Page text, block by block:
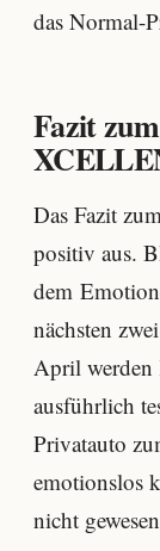
das Normal-
Fazit
Das Fazit
positiv aus.
dem
nächsten
April werden
ausführlich
Privatauto
emotionslos
nicht